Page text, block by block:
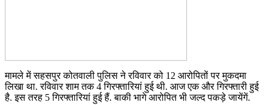
मामले में सहसपुर कोतवाली पुलिस ने रविवार को 12 आरोपितों पर मुकदमा
लिखा था. रविवार शाम तक 4 गिरफ्तारियां हुई थी. आज एक और गिरफ्तारी हुई
है. इस तरह 5 गिरफ्तारियां हुई हैं. बाकी भागे आरोपित भी जल्द पकड़े जायेंगें.